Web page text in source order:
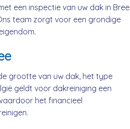
een inspectie van uw dak in Bree
team zorgt voor een grondige
grootte van uw dak, het type
geldt voor dakreiniging een
het financieel